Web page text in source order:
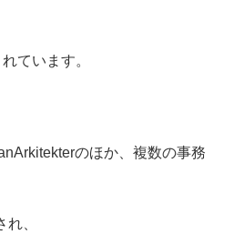
ています。
のほか、複数の事務
、